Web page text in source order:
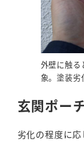
外壁に触る
象。塗装劣
玄関ポー
劣化の程度に